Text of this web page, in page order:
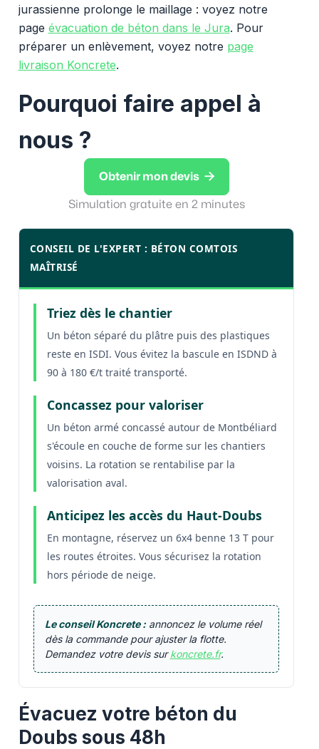
jurassienne prolonge le maillage : voyez notre
page évacuation de béton dans le Jura. Pour
préparer un enlèvement, voyez notre page
livraison Koncrete.
Pourquoi faire appel à
nous ?
Obtenir mon devis 
Simulation gratuite en 2 minutes
CONSEIL DE L'EXPERT : BÉTON COMTOIS
MAÎTRISÉ
Triez dès le chantier
Un béton séparé du plâtre puis des plastiques
reste en ISDI. Vous évitez la bascule en ISDND à
90 à 180 €/t traité transporté.
Concassez pour valoriser
Un béton armé concassé autour de Montbéliard
s'écoule en couche de forme sur les chantiers
voisins. La rotation se rentabilise par la
valorisation aval.
Anticipez les accès du Haut-Doubs
En montagne, réservez un 6x4 benne 13 T pour
les routes étroites. Vous sécurisez la rotation
hors période de neige.
Le conseil Koncrete :annoncez le volume réel
dès la commande pour ajuster la flotte.
Demandez votre devis surkoncrete.fr.
Évacuez votre béton du
Doubs sous 48h